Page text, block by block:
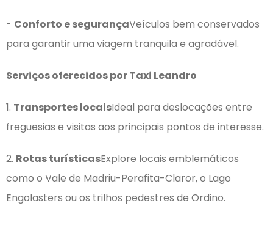
- Conforto e segurançaVeículos bem conservados
para garantir uma viagem tranquila e agradável.
Serviços oferecidos por Taxi Leandro
1. Transportes locaisIdeal para deslocações entre
freguesias e visitas aos principais pontos de interesse.
2. Rotas turísticasExplore locais emblemáticos
como o Vale de Madriu-Perafita-Claror, o Lago
Engolasters ou os trilhos pedestres de Ordino.